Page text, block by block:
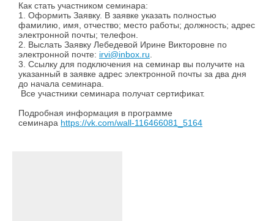
Как стать участником семинара:
1. Оформить Заявку. В заявке указать полностью
фамилию, имя, отчество; место работы; должность; адрес
электронной почты; телефон.
2. Выслать Заявку Лебедевой Ирине Викторовне по
электронной почте: irvi@inbox.ru
3. Ссылку для подключения на семинар вы получите на
указанный в заявке адрес электронной почты за два дня
до начала семинара.
Все участники семинара получат сертификат.
Подробная информация в программе
семинара https://vk.com/wall-116466081_5164